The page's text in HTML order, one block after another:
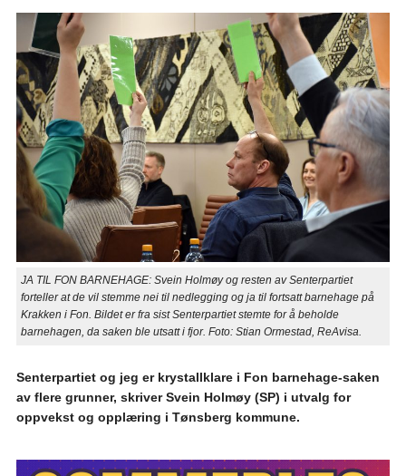
JA TIL FON BARNEHAGE: Svein Holmøy og resten av Senterpartiet
forteller at de vil stemme nei til nedlegging og ja til fortsatt barnehage på
Krakken i Fon. Bildet er fra sist Senterpartiet stemte for å beholde
barnehagen, da saken ble utsatt i fjor. Foto: Stian Ormestad, ReAvisa.
Senterpartiet og jeg er krystallklare i Fon barnehage-saken
av flere grunner, skriver Svein Holmøy (SP) i utvalg for
oppvekst og opplæring i Tønsberg kommune.